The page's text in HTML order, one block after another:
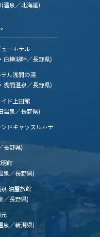
温泉／北海道)
ーホテル
白樺湖畔／長野県)
ル浅間の湯
浅間温泉／長野県)
ド上田館
温泉／長野県)
ドキャッスルホテ
長野県)
館
泉／長野県)
泉 油屋旅館
／長野県)
泉／新潟県)